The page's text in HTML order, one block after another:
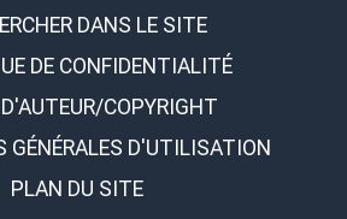
DANS LE SITE
DE CONFIDENTIALITÉ
COPYRIGHT
GÉNÉRALES D'UTILISATION
PLAN DU SITE